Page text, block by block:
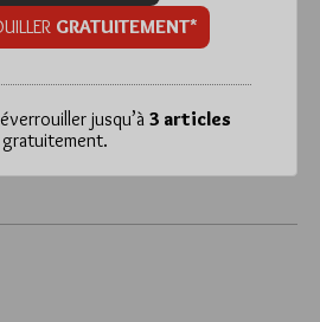
GRATUITEMENT*
jusqu’à 3 articles
gratuitement.